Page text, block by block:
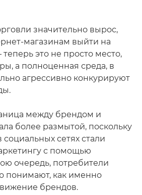
значительно вырос,
магазинам выйти на
это не просто место,
а полноценная среда, в
агрессивно конкурируют
между брендом и
более размытой, поскольку
сетях стали
с помощью
очередь, потребители
понимают, как именно
брендов.